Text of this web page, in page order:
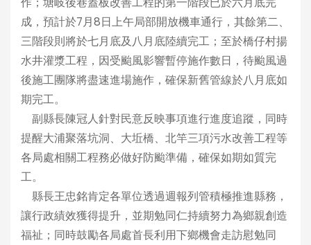
成，預計於7月8日上午局部開放機車通行，其餘第二、
三階段則將於七月底及八月底陸續完工；至於橋仔村揚
水井灌漿工程，因受颱風影響暫停施作數日，待颱風過
後施工團隊將盡速進場施作，確保新舊管線於八月底如
期完工。
副縣長陳冠人針對民意反映事項進行進度追蹤，同時
提醒大浦聚落坑洞、大坵橋、北竿三項污水改善工程等
各局處相關工程務必做好防颱準備，確保如期如質完
工。
縣長王忠銘肯定各單位透過週報列管積極推進縣務，
讓行政績效獲得提升，並期勉同仁持續努力為鄉親創造
福祉；同時鼓勵各局處首長利用下鄉機會走訪慰勉同